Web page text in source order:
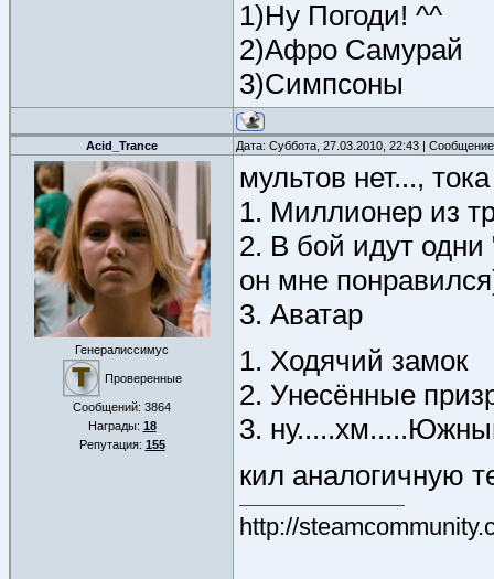
1)Ну Погоди! ^^
2)Афро Самурай
3)Симпсоны
Acid_Trance Дата: Суббота, 27.03.2010, 22:43 |
Генералиссимус
Проверенные
Сообщений: 3864
Награды: 18
Репутация: 155
мультов нет...,
1. Миллионер из
2. В бой идут
он мне
3. Аватар
1. Ходячий замок
2. Унесённые
3.
кил аналогичную
http://